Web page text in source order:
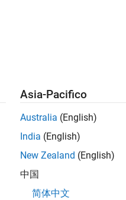
sensor
color sensor
Asia-Pacifico
Australia (English)
India (English)
New Zealand (English)
中国
简体中文